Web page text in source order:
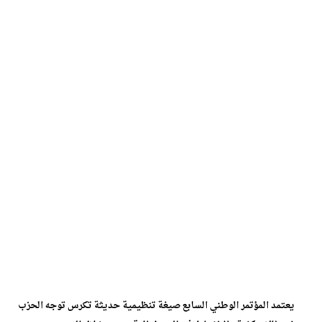
يعتمد المؤتمر الوطني السابع صيغة تنظيمية حديثة تكرس توجه الحزب